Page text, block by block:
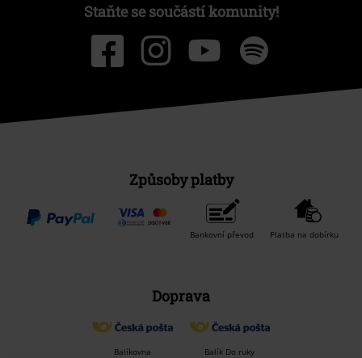
Staňte se součástí komunity!
Způsoby platby
Bankovní převod Platba na dobírku
Doprava
Balíkovna Balík Do ruky